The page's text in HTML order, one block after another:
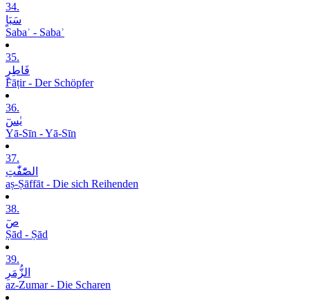
34.
سَبَاٍ
Sabaʾ - Sabaʾ
35.
فَاطِرٍ
Fāṭir - Der Schöpfer
36.
یٰسٓ
Yā-Sīn - Yā-Sīn
37.
الصّٰٓفّٰتِ
aṣ-Ṣāffāt - Die sich Reihenden
38.
صٓ
Ṣād - Ṣād
39.
الزُّمَرِ
az-Zumar - Die Scharen